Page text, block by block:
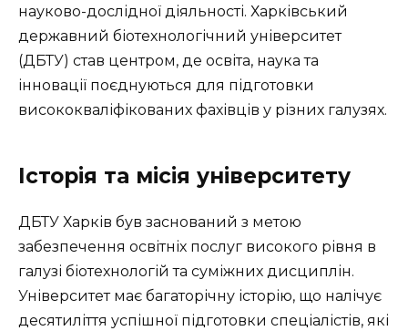
науково-дослідної діяльності. Харківський
державний біотехнологічний університет
(ДБТУ) став центром, де освіта, наука та
інновації поєднуються для підготовки
висококваліфікованих фахівців у різних галузях.
Історія та місія університету
ДБТУ Харків був заснований з метою
забезпечення освітніх послуг високого рівня в
галузі біотехнологій та суміжних дисциплін.
Університет має багаторічну історію, що налічує
десятиліття успішної підготовки спеціалістів, які